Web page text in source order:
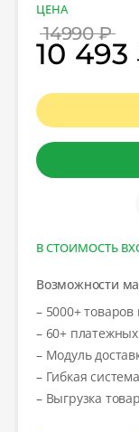
ЦЕНА
14990 ₽
10 493
В СТОИМОСТЬ
Возможности
– 5000+ товаров
– 60+
– Модуль
– Гибкая
– Выгрузка